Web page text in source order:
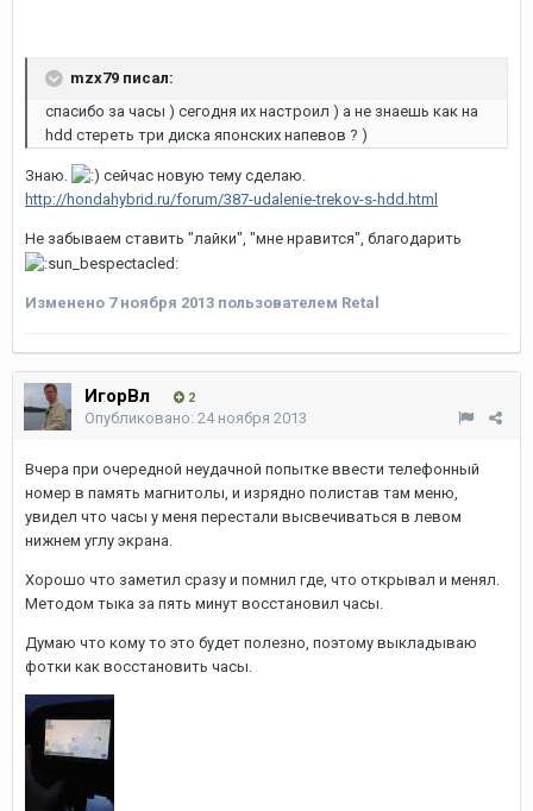
mzx79 писал:
спасибо за часы ) сегодня их настроил ) а не знаешь как на
hdd стереть три диска японских напевов ? )
Знаю.
сейчас новую тему сделаю.
http://hondahybrid.ru/forum/387-udalenie-trekov-s-hdd.html
Не забываем ставить "лайки", "мне нравится", благодарить
Изменено 7 ноября 2013 пользователем Retal
ИгорВл 2
Опубликовано: 24 ноября 2013
Вчера при очередной неудачной попытке ввести телефонный
номер в память магнитолы, и изрядно полистав там меню,
увидел что часы у меня перестали высвечиваться в левом
нижнем углу экрана.
Хорошо что заметил сразу и помнил где, что открывал и менял.
Методом тыка за пять минут восстановил часы.
Думаю что кому то это будет полезно, поэтому выкладываю
фотки как восстановить часы.